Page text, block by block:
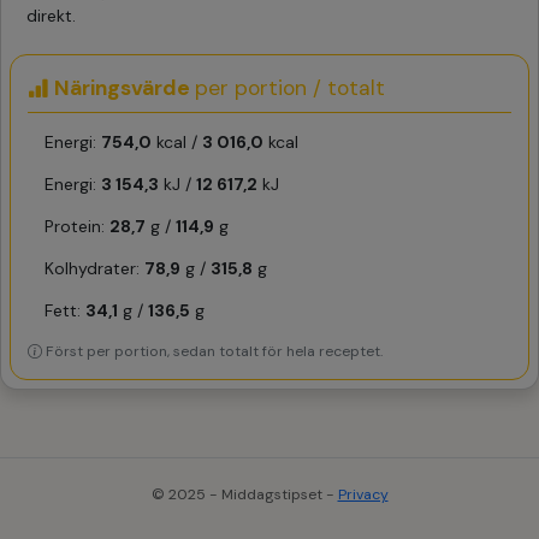
direkt.
Näringsvärde per portion / totalt
Energi: 754,0 kcal / 3 016,0 kcal
Energi: 3 154,3 kJ / 12 617,2 kJ
Protein: 28,7 g / 114,9 g
Kolhydrater: 78,9 g / 315,8 g
Fett: 34,1 g / 136,5 g
Först per portion, sedan totalt för hela receptet.
© 2025 - Middagstipset - Privacy